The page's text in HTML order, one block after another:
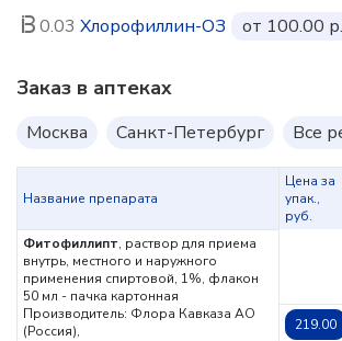
0.03 Хлорофиллин-ОЗ от 100.00 р.
Заказ в аптеках
Москва Санкт-Петербург Все
Название препарата
Цена за
упак.,
руб.
Фитофиллипт, раствор для приема
внутрь, местного и наружного
применения спиртовой, 1%, флакон
50 мл - пачка картонная
Производитель: Флора Кавказа АО
(Россия),
219.00